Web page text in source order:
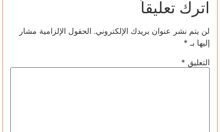
اترك تعليقاً
لن يتم نشر عنوان بريدك الإلكتروني. الحقول الإلزامية مشار
إليها بـ *
التعليق *